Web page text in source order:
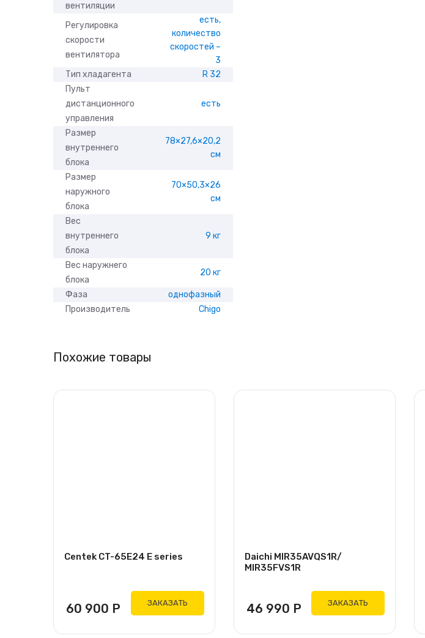
вентиляции
Регулировка
скорости
вентилятора
есть,
количество
скоростей –
3
Тип хладагента
R 32
Пульт
дистанционного
управления
есть
Размер
внутреннего
блока
78×27,6×20,2
см
Размер
наружного
блока
70×50,3×26
см
Вес
внутреннего
блока
9 кг
Вес наружнего
блока
20 кг
Фаза
однофазный
Производитель
Chigo
Похожие товары
Centek CT-65E24 E series
60 900 Р ЗАКАЗАТЬ
Daichi MIR35AVQS1R/
MIR35FVS1R
46 990 Р ЗАКАЗАТЬ